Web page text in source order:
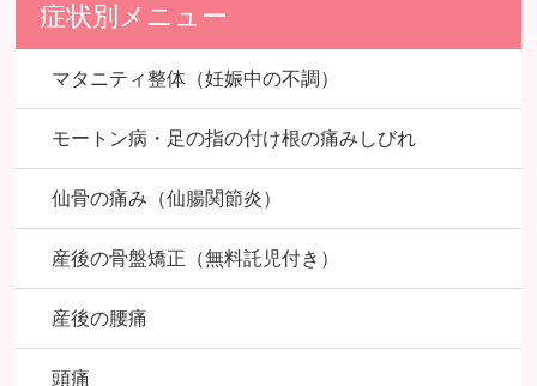
症状別メニュー
マタニティ整体（妊娠中の不調）
モートン病・足の指の付け根の痛みしびれ
仙骨の痛み（仙腸関節炎）
産後の骨盤矯正（無料託児付き）
産後の腰痛
頭痛